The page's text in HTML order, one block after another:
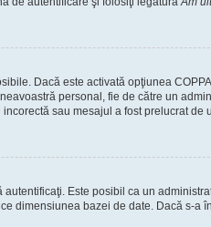
Dacă este activată opţiunea
personal, fie de către un
sau mesajul a fost prelucrat de
Este posibil ca un
dimensiunea bazei de date. Dacă s-a